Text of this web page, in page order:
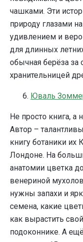
чашками. Эти
природу глазами
удивлением и
для длинных
обычная берёза за
хранительницей
6. Юваль
Не просто книга, а
Автор –
книгу ботаники
Лондоне. На
анатомии цветка
венериной
нужны запахи и
семена, какие
как вырастить
подоконнике. А